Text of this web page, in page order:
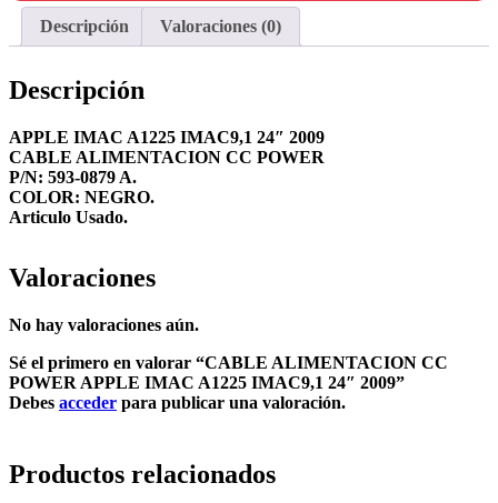
Descripción Valoraciones (0)
Descripción
APPLE IMAC A1225 IMAC9,1 24″ 2009
CABLE ALIMENTACION CC POWER
P/N: 593-0879 A.
COLOR: NEGRO.
Articulo Usado.
Valoraciones
No hay valoraciones aún.
Sé el primero en valorar “CABLE ALIMENTACION CC
POWER APPLE IMAC A1225 IMAC9,1 24″ 2009”
Debes acceder para publicar una valoración.
Productos relacionados